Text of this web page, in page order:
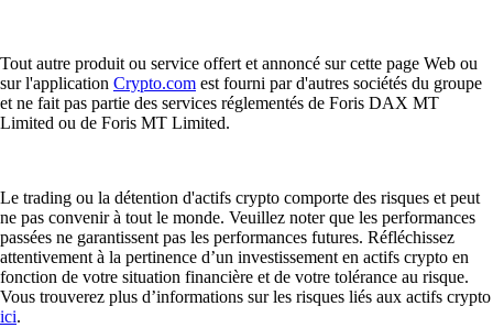
Tout autre produit ou service offert et annoncé sur cette page Web ou
sur l'application Crypto.com est fourni par d'autres sociétés du groupe
et ne fait pas partie des services réglementés de Foris DAX MT
Limited ou de Foris MT Limited.
Le trading ou la détention d'actifs crypto comporte des risques et peut
ne pas convenir à tout le monde. Veuillez noter que les performances
passées ne garantissent pas les performances futures. Réfléchissez
attentivement à la pertinence d’un investissement en actifs crypto en
fonction de votre situation financière et de votre tolérance au risque.
Vous trouverez plus d’informations sur les risques liés aux actifs crypto
ici.